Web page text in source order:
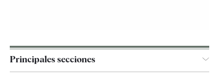
Principales secciones